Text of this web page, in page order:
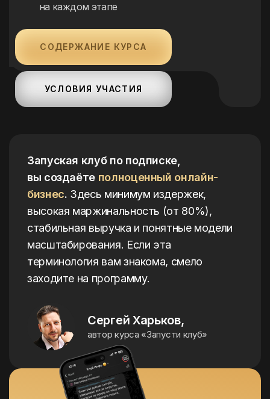
на каждом этапе
СОДЕРЖАНИЕ КУРСА
УСЛОВИЯ УЧАСТИЯ
Запуская клуб по подписке,
вы создаёте полноценный онлайн-
бизнес. Здесь минимум издержек,
высокая маржинальность (от 80%),
стабильная выручка и понятные модели
масштабирования. Если эта
терминология вам знакома, смело
заходите на программу.
Сергей Харьков,
автор курса «Запусти клуб»